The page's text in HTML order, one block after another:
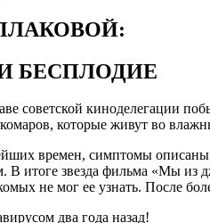
БЕСПЛОДИЕ
советской киноделегации
которые живут во
времен, симптомы
В итоге звезда фильма «Мы из
не мог ее узнать. После